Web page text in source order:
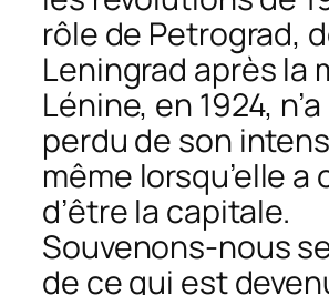
rôle de Petrograd,
Leningrad après la
Lénine, en 1924,
perdu de son
même lorsqu’elle a
d’être la capitale.
Souvenons-nous
de ce qui est